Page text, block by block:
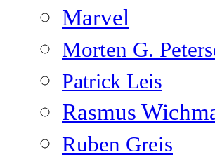
Marvel
Morten G.
Patrick Leis
Rasmus
Ruben Greis